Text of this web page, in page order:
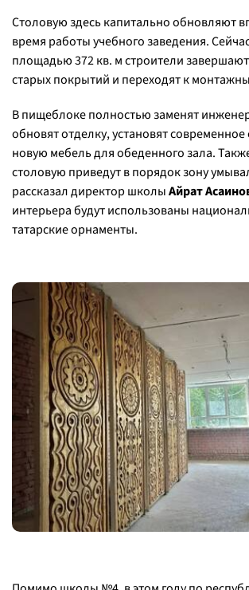
Столовую здесь капитально обновляют
время работы учебного заведения.
площадью 372 кв. м строители
старых покрытий и переходят к
В пищеблоке полностью заменят
обновят отделку, установят
новую мебель для обеденного зала.
столовую приведут в порядок зону
рассказал директор школыАйрат
интерьера будут использованы
татарские орнаменты.